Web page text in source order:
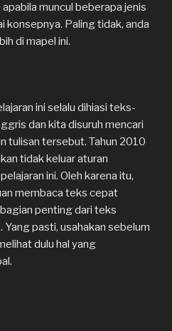
muncul beberapa jenis
konsepnya. Paling tidak, anda
di mapel ini.
ini selalu dihiasi teks-
dan kita disuruh mencari
tulisan tersebut. Tahun 2010
tidak keluar aturan
ini. Oleh karena itu,
membaca teks cepat
penting dari teks
pasti, usahakan sebelum
dulu hal yang